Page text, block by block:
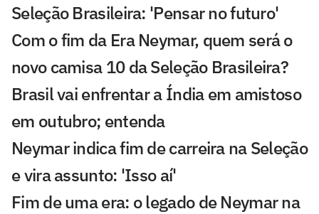
Seleção Brasileira: 'Pensar no futuro'
Com o fim da Era Neymar, quem será o
novo camisa 10 da Seleção Brasileira?
Brasil vai enfrentar a Índia em amistoso
em outubro; entenda
Neymar indica fim de carreira na Seleção
e vira assunto: 'Isso aí'
Fim de uma era: o legado de Neymar na